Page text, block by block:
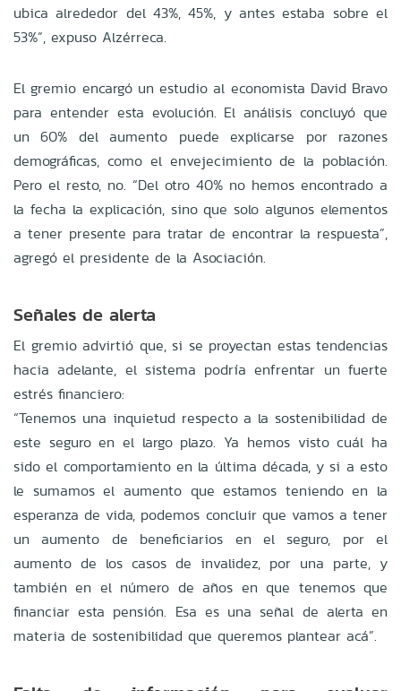
ubica alrededor del 43%, 45%, y antes estaba sobre el
53%”, expuso Alzérreca.
El gremio encargó un estudio al economista David Bravo
para entender esta evolución. El análisis concluyó que
un 60% del aumento puede explicarse por razones
demográficas, como el envejecimiento de la población.
Pero el resto, no. “Del otro 40% no hemos encontrado a
la fecha la explicación, sino que solo algunos elementos
a tener presente para tratar de encontrar la respuesta”,
agregó el presidente de la Asociación.
Señales de alerta
El gremio advirtió que, si se proyectan estas tendencias
hacia adelante, el sistema podría enfrentar un fuerte
estrés financiero:
“Tenemos una inquietud respecto a la sostenibilidad de
este seguro en el largo plazo. Ya hemos visto cuál ha
sido el comportamiento en la última década, y si a esto
le sumamos el aumento que estamos teniendo en la
esperanza de vida, podemos concluir que vamos a tener
un aumento de beneficiarios en el seguro, por el
aumento de los casos de invalidez, por una parte, y
también en el número de años en que tenemos que
financiar esta pensión. Esa es una señal de alerta en
materia de sostenibilidad que queremos plantear acá”.